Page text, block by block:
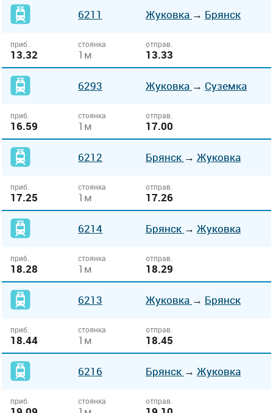
6211 Жуковка → Брянск
приб.
13.32
стоянка
1м
отправ.
13.33
6293 Жуковка → Суземка
приб.
16.59
стоянка
1м
отправ.
17.00
6212 Брянск → Жуковка
приб.
17.25
стоянка
1м
отправ.
17.26
6214 Брянск → Жуковка
приб.
18.28
стоянка
1м
отправ.
18.29
6213 Жуковка → Брянск
приб.
18.44
стоянка
1м
отправ.
18.45
6216 Брянск → Жуковка
приб. стоянка отправ.